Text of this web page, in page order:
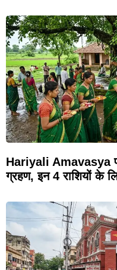
Hariyali Amavasya
ग्रहण, इन 4 राशियों के